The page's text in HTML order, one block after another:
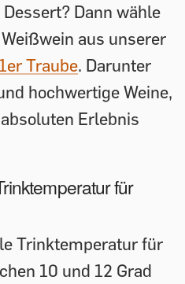
Dann wähle
aus unserer
1er Traube. Darunter
hochwertige Weine,
Erlebnis
für
Trinktemperatur für
10 und 12 Grad